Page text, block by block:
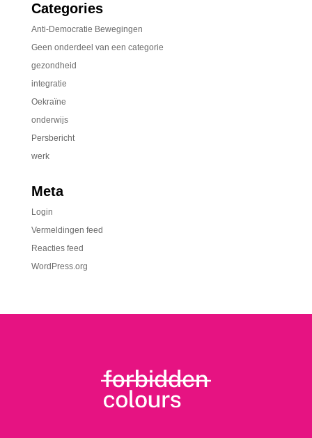
Categories
Anti-Democratie Bewegingen
Geen onderdeel van een categorie
gezondheid
integratie
Oekraïne
onderwijs
Persbericht
werk
Meta
Login
Vermeldingen feed
Reacties feed
WordPress.org